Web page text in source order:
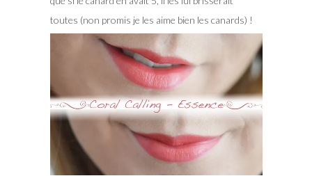
toutes (non promis je les aime bien les canards) !